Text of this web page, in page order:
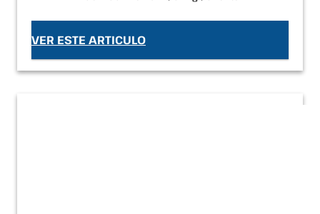
VER ESTE ARTICULO